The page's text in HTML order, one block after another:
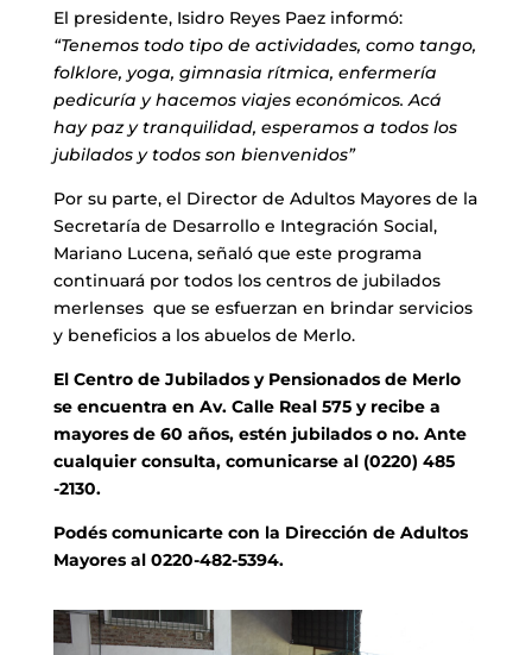
El presidente, Isidro Reyes Paez informó:
“Tenemos todo tipo de actividades, como tango,
folklore, yoga, gimnasia rítmica, enfermería
pedicuría y hacemos viajes económicos. Acá
hay paz y tranquilidad, esperamos a todos los
jubilados y todos son bienvenidos”
Por su parte, el Director de Adultos Mayores de la
Secretaría de Desarrollo e Integración Social,
Mariano Lucena, señaló que este programa
continuará por todos los centros de jubilados
merlenses que se esfuerzan en brindar servicios
y beneficios a los abuelos de Merlo.
El Centro de Jubilados y Pensionados de Merlo
se encuentra en Av. Calle Real 575 y recibe a
mayores de 60 años, estén jubilados o no. Ante
cualquier consulta, comunicarse al (0220) 485
-2130.
Podés comunicarte con la Dirección de Adultos
Mayores al 0220-482-5394.